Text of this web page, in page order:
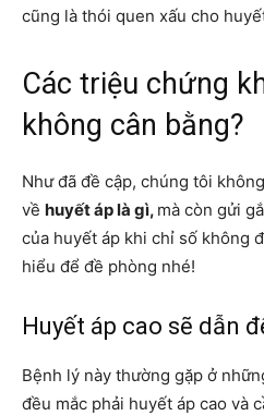
cũng là thói quen xấu cho
Các triệu chứng
không cân bằng?
Như đã đề cập, chúng tôi
về huyết áp là gì, mà còn gửi
của huyết áp khi chỉ số không
hiểu để đề phòng nhé!
Huyết áp cao sẽ dẫn
Bệnh lý này thường gặp ở
đều mắc phải huyết áp cao và